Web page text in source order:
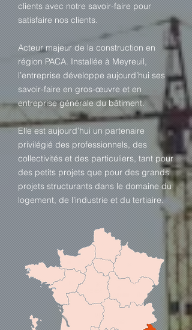
clients avec notre savoir-faire pour
satisfaire nos clients.
Acteur majeur de la construction en
région PACA. Installée à Meyreuil,
l’entreprise développe aujourd’hui ses
savoir-faire en gros-œuvre et en
entreprise générale du bâtiment.
Elle est aujourd’hui un partenaire
privilégié des professionnels, des
collectivités et des particuliers, tant pour
des petits projets que pour des grands
projets structurants dans le domaine du
logement, de l’industrie et du tertiaire.